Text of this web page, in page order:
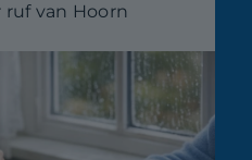
ruf van Hoorn